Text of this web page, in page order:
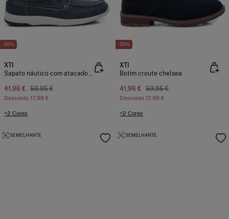
-30%
XTI
41,96 € 59,95 €
Desconto 17,99 €
+2 Cores
-30%
XTI
Botim croute chelsea
41,96 € 59,95 €
Desconto 17,99 €
+2 Cores
SEMELHANTE SEMELHANTE